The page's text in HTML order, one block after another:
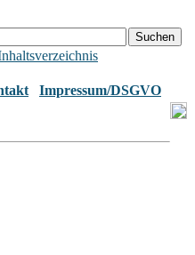
Impressum/DSGVO